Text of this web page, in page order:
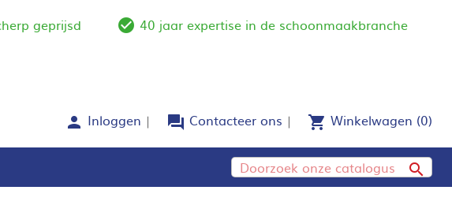
geprijsd check_circle_outline
40 jaar expertise in de schoonmaakbranche
person Inloggen forum Contacteer ons shopping_cart Winkelwagen (0)
